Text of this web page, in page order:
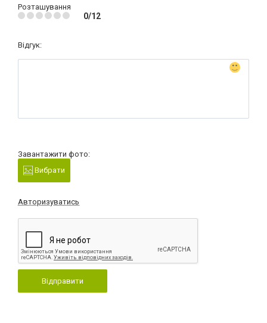
Розташування
0/12
Відгук:
Завантажити фото:
Вибрати
Авторизуватись
Відправити